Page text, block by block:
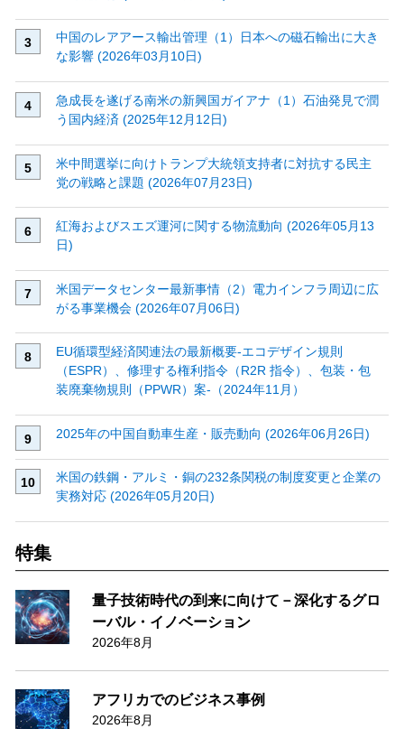
中国のレアアース輸出管理（1）日本への磁石輸出に大き
な影響 (2026年03月10日)
急成長を遂げる南米の新興国ガイアナ（1）石油発見で潤
う国内経済 (2025年12月12日)
米中間選挙に向けトランプ大統領支持者に対抗する民主
党の戦略と課題 (2026年07月23日)
紅海およびスエズ運河に関する物流動向 (2026年05月13
日)
米国データセンター最新事情（2）電力インフラ周辺に広
がる事業機会 (2026年07月06日)
EU循環型経済関連法の最新概要‐エコデザイン規則
（ESPR）、修理する権利指令（R2R 指令）、包装・包
装廃棄物規則（PPWR）案‐（2024年11月）
2025年の中国自動車生産・販売動向 (2026年06月26日)
米国の鉄鋼・アルミ・銅の232条関税の制度変更と企業の
実務対応 (2026年05月20日)
特集
量子技術時代の到来に向けて－深化するグロ
ーバル・イノベーション
2026年8月
アフリカでのビジネス事例
2026年8月